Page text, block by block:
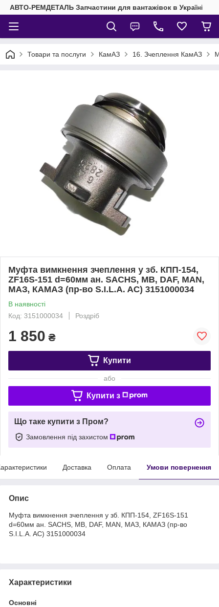
АВТО-РЕМДЕТАЛЬ Запчастини для вантажівок в Україні
Товари та послуги КамАЗ 16. Зчеплення КамАЗ
Муфта вимкнення зчеплення у зб. КПП-154,
ZF16S-151 d=60мм ан. SACHS, MB, DAF, MAN,
МАЗ, КАМАЗ (пр-во S.I.L.A. AC) 3151000034
В наявності
Код: 3151000034
Роздріб
1 850 ₴
Купити
або
Купити з
Що таке купити з Пром?
Замовлення під захистом
Доставка Оплата Умови повернення
Опис
Муфта вимкнення зчеплення у зб. КПП-154, ZF16S-151
d=60мм ан. SACHS, MB, DAF, MAN, МАЗ, КАМАЗ (пр-во
S.I.L.A. AC) 3151000034
Характеристики
Основні